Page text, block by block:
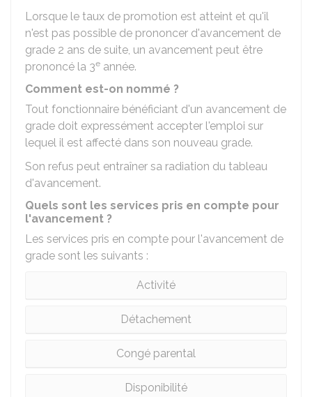
Lorsque le taux de promotion est atteint et qu'il
n'est pas possible de prononcer d'avancement de
grade 2 ans de suite, un avancement peut être
prononcé la 3e année.
Comment est-on nommé ?
Tout fonctionnaire bénéficiant d'un avancement de
grade doit expressément accepter l'emploi sur
lequel il est affecté dans son nouveau grade.
Son refus peut entraîner sa radiation du tableau
d'avancement.
Quels sont les services pris en compte pour
l'avancement ?
Les services pris en compte pour l'avancement de
grade sont les suivants :
Activité
Détachement
Congé parental
Disponibilité